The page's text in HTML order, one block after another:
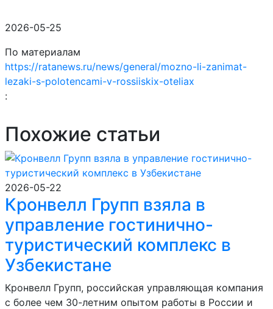
2026-05-25
По материалам
https://ratanews.ru/news/general/mozno-li-zanimat-
lezaki-s-polotencami-v-rossiiskix-oteliax
:
Похожие статьи
2026-05-22
Кронвелл Групп взяла в
управление гостинично-
туристический комплекс в
Узбекистане
Кронвелл Групп, российская управляющая компания
с более чем 30-летним опытом работы в России и